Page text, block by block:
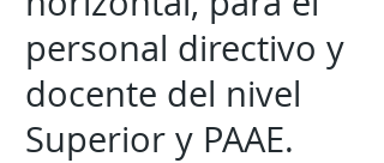
personal directivo y
docente del nivel
Superior y PAAE.